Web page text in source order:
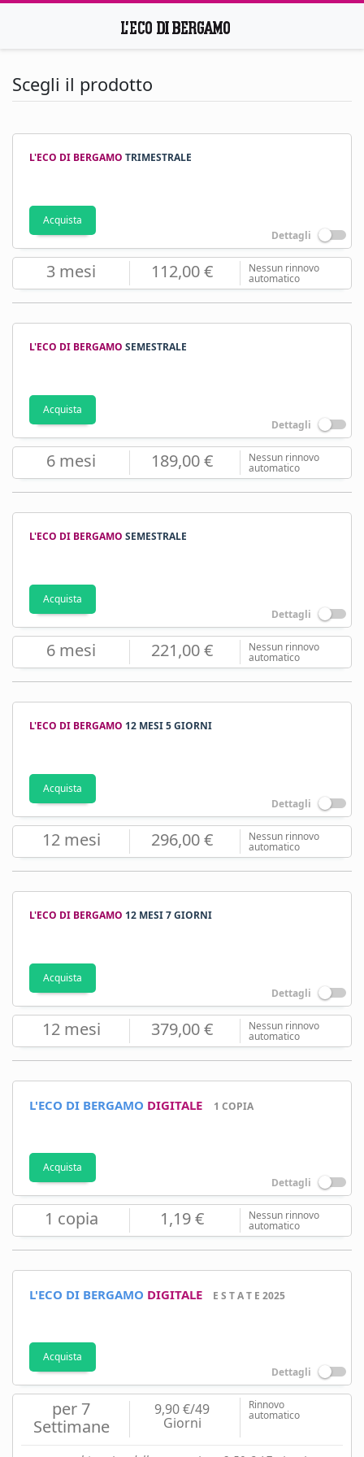
Scegli il prodotto
L'ECO DI BERGAMO TRIMESTRALE
Acquista
Dettagli
3 mesi 112,00 € Nessun rinnovo
automatico
L'ECO DI BERGAMO SEMESTRALE
Acquista
Dettagli
6 mesi 189,00 € Nessun rinnovo
automatico
L'ECO DI BERGAMO SEMESTRALE
Acquista
Dettagli
6 mesi 221,00 € Nessun rinnovo
automatico
L'ECO DI BERGAMO 12 MESI 5 GIORNI
Acquista
Dettagli
12 mesi 296,00 € Nessun rinnovo
automatico
L'ECO DI BERGAMO 12 MESI 7 GIORNI
Acquista
Dettagli
12 mesi 379,00 € Nessun rinnovo
automatico
L'ECO DI BERGAMO DIGITALE 1 COPIA
Acquista
Dettagli
1 copia 1,19 € Nessun rinnovo
automatico
L'ECO DI BERGAMO DIGITALE E S T A T E 2025
Acquista
Dettagli
per 7
Settimane
9,90 €/49
Giorni
Rinnovo
automatico